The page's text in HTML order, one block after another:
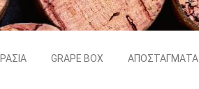
GRAPE BOX ΑΠΟΣΤΆΓΜΑΤΑ